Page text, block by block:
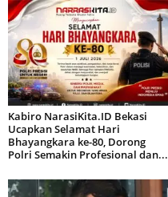
Kabiro NarasiKita.ID Bekasi
Ucapkan Selamat Hari
Bhayangkara ke-80, Dorong
Polri Semakin Profesional dan...